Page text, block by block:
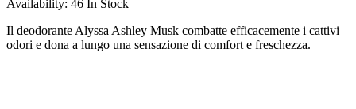
Availability: 46 In Stock
Il deodorante Alyssa Ashley Musk combatte efficacemente i cattivi
odori e dona a lungo una sensazione di comfort e freschezza.